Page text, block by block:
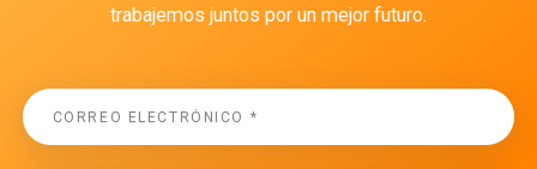
trabajemos juntos por un mejor futuro.